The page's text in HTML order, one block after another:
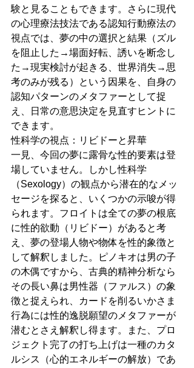
験と見ることもできます。さらに現代
の心理療法技法である認知行動療法の
視点では、夢の中の選択と結果（ズル
を阻止した→場面好転、誘いを断念し
た→現実検討が起きる、世界消失→思
考のみが残る）という因果を、自身の
認知パターンのメタファーとして捉
え、日常の意思決定を見直すヒントに
できます。
性科学の視点：リビドーと昇華
一見、今回の夢に露骨な性的要素は登
場していません。しかし性科学
（Sexology）の観点から潜在的なメッ
セージを探ると、いくつかの示唆が得
られます。フロイトは全ての夢の根底
に性的欲動（リビドー）があると考
え、夢の登場人物や物体を性的象徴と
して解釈しました。ピノキオは男の子
の木偶ですから、古典的精神分析なら
その長い鼻は男性器（ファルス）の象
徴と捉えられ、カードを削るいかさま
行為には性的逸脱願望のメタファーが
潜むとさえ解釈し得ます。また、プロ
ジェクト完了の打ち上げは一種のカタ
ルシス（心的エネルギーの解放）であ